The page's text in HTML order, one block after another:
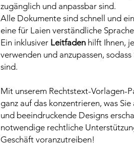
zugänglich und anpassbar sind.
Alle Dokumente sind schnell und
eine für Laien verständliche
Ein inklusiver Leitfaden hilft Ihnen,
verwenden und anzupassen,
sind.
Mit unserem Rechtstext-Vorlagen-
ganz auf das konzentrieren, was
und beeindruckende Designs
notwendige rechtliche
Geschäft voranzutreiben!